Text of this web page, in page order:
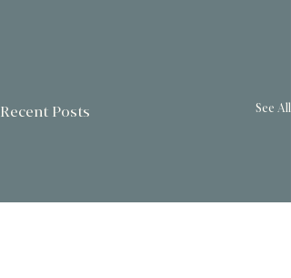
Recent Posts See All